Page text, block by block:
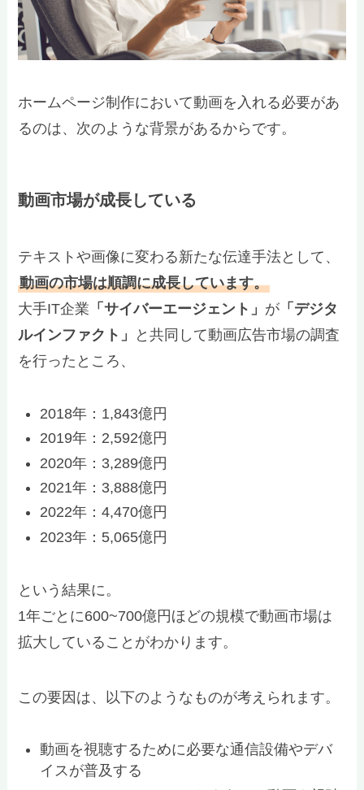
ホームページ制作において動画を入れる必要があ
るのは、次のような背景があるからです。
動画市場が成長している
テキストや画像に変わる新たな伝達手法として、
動画の市場は順調に成長しています。
大手IT企業 「サイバーエージェント」 が 「デジタ
ルインファクト」
と共同して動画広告市場の調査
を行ったところ、
2018年：1,843億円
2019年：2,592億円
2020年：3,289億円
2021年：3,888億円
2022年：4,470億円
2023年：5,065億円
という結果に。
1年ごとに600~700億円ほどの規模で動画市場は
拡大していることがわかります。
この要因は、以下のようなものが考えられます。
動画を視聴するために必要な通信設備やデバ
イスが普及する